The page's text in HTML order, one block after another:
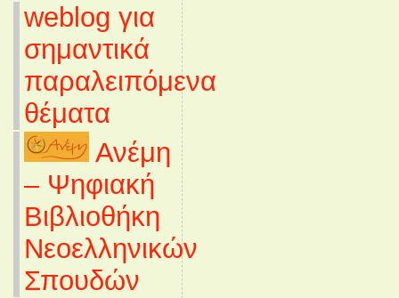
weblog για
σημαντικά
παραλειπόμενα
θέματα
Ανέμη
– Ψηφιακή
Βιβλιοθήκη
Νεοελληνικών
Σπουδών